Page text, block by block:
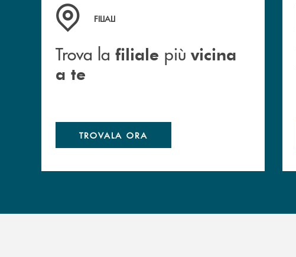
Trova la filiale più vicina a te
FILIALI
Trova la filiale più vicina
a te
TROVALA ORA